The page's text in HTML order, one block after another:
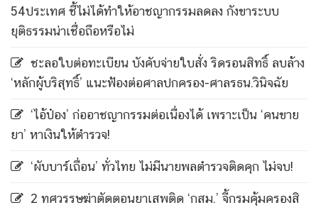
54ประเทศ ชี้ไม่ได้ทำให้อาชญากรรมลดลง กังขาระบบ
ยุติธรรมน่าเชื่อถือหรือไม่
ชะลอใบต่อทะเบียน บังคับจ่ายใบสั่ง ริดรอนสิทธิ์ ลบล้าง
‘หลักผู้บริสุทธิ์’ แนะฟ้องต่อศาลปกครอง-ศาลรธน.วินิจฉัย
‘ไอ้ป๋อง’ ก่ออาชญากรรมต่อเนื่องได้ เพราะเป็น ‘คนขาย
ยา’ หาเงินให้ตำรวจ!
‘ผับบาร์เถื่อน’ ทั่วไทย ไม่มีนายพลตำรวจติดคุก ไม่จบ!
2 ทศวรรษฆ่าตัดตอนยาเสพติด ‘กสม.’ จี้กรมคุ้มครองสิ